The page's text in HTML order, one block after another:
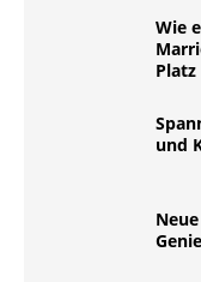
Wie
Platz
und